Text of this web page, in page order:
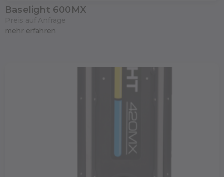
Baselight 600MX
mehr erfahren